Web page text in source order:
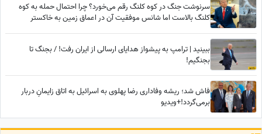
سرنوشت جنگ در کوه کلنگ رقم می‌خورد؟ ‌چرا احتمال حمله به کوه
کلنگ بالاست اما شانس موفقیت آن در اعماق زمین به خاکستر
ببینید | ترامپ به پیشواز هدایای ارسالی از ایران رفت! / بجنگ تا
بجنگیم!
فاش شد؛ ریشه وفاداری رضا پهلوی به اسرائیل به اتاق زایمانِ دربار
برمی‌گردد!+ویدیو